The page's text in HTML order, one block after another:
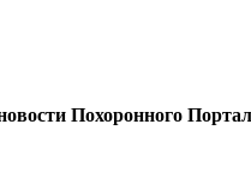
Похоронного